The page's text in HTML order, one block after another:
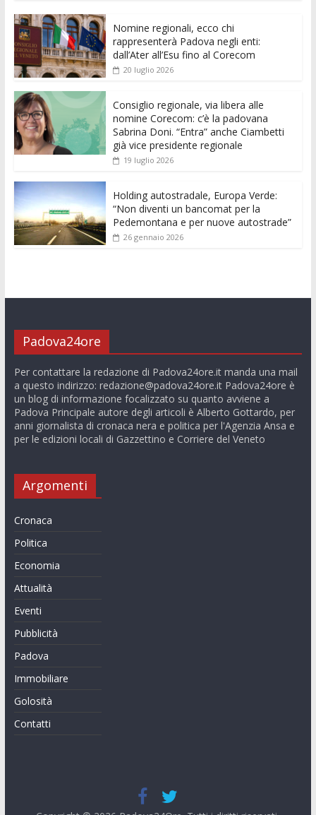
e
b
o
o
k
itt
er l s
A
p
p
ss
e
n
er
di
t
k
e
dI
di
vi
Nomine regionali, ecco chi
rappresenterà Padova negli enti:
dall’Ater all’Esu fino al Corecom
20 luglio 2026
Consiglio regionale, via libera alle
nomine Corecom: c’è la padovana
Sabrina Doni. “Entra” anche Ciambetti
già vice presidente regionale
19 luglio 2026
Holding autostradale, Europa Verde:
“Non diventi un bancomat per la
Pedemontana e per nuove autostrade”
26 gennaio 2026
Padova24ore
Per contattare la redazione di Padova24ore.it manda una mail
a questo indirizzo: redazione@padova24ore.itPadova24ore è
un blog di informazione focalizzato su quanto avviene a
Padova Principale autore degli articoli è Alberto Gottardo, per
anni giornalista di cronaca nera e politica per l'Agenzia Ansa e
per le edizioni locali di Gazzettino e Corriere del Veneto
Argomenti
Cronaca
Politica
Economia
Attualità
Eventi
Pubblicità
Padova
Immobiliare
Golosità
Contatti